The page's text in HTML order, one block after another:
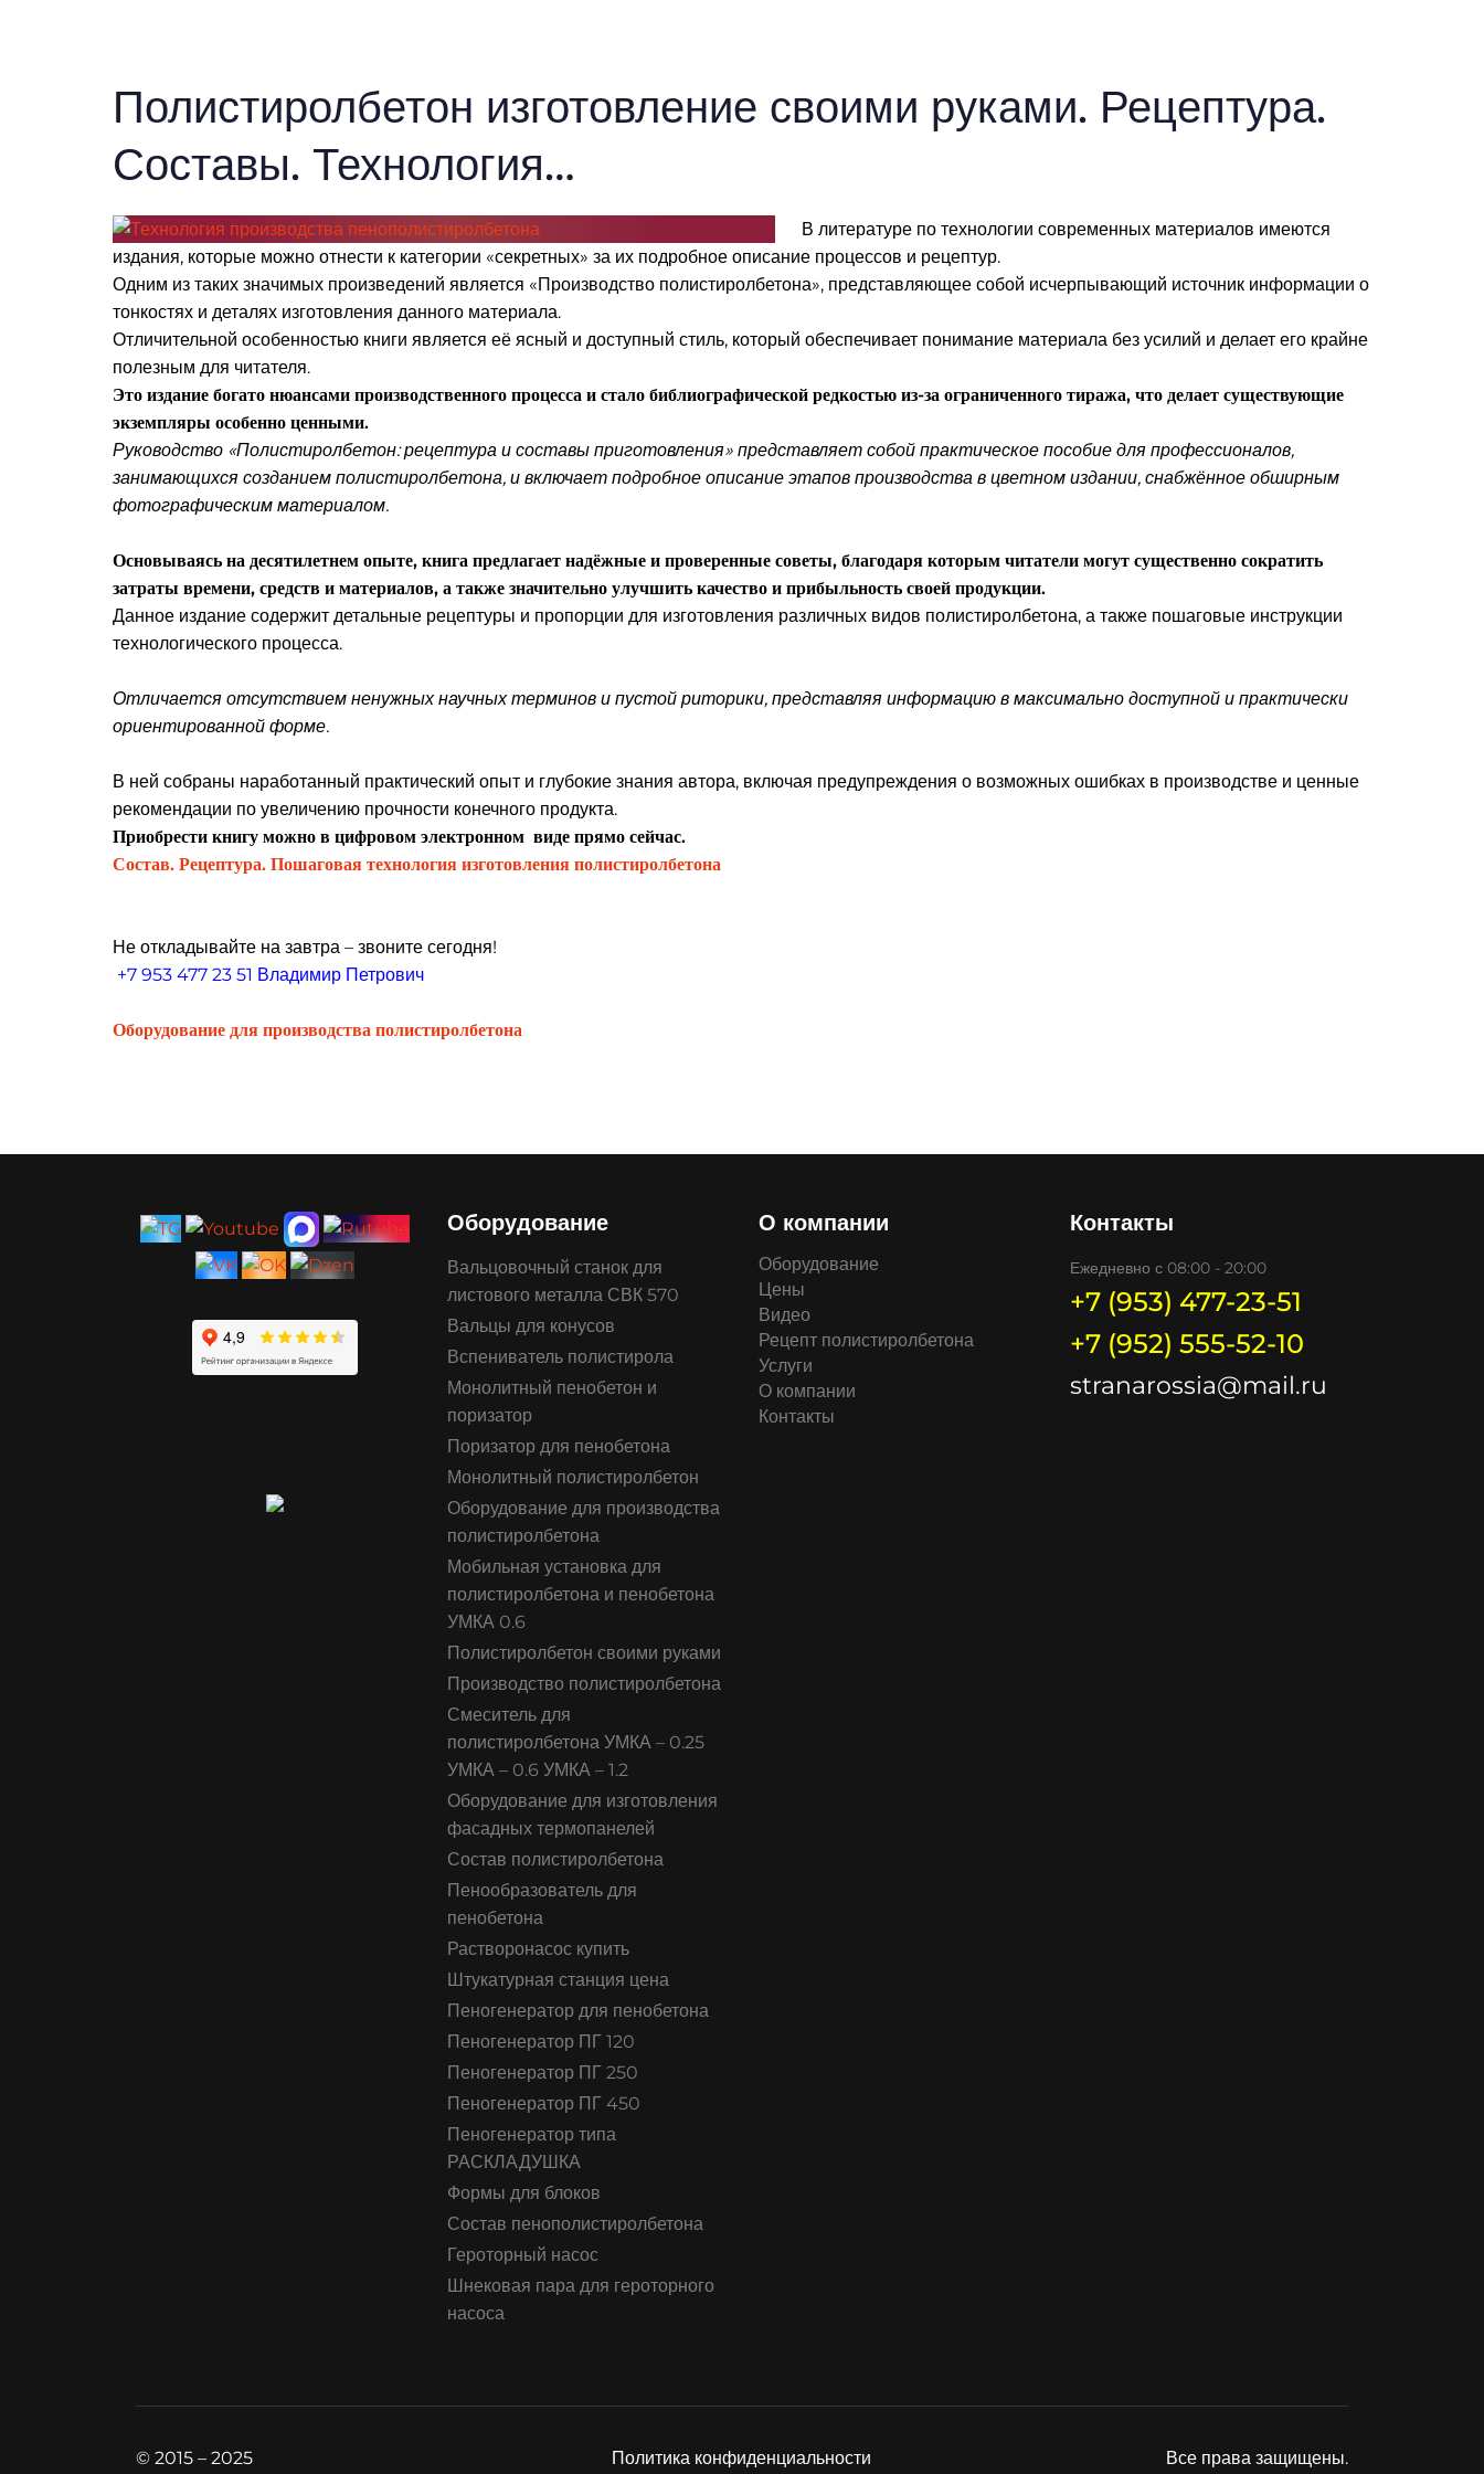
Полистиролбетон изготовление своими руками. Рецептура.
Составы. Технология…
В литературе по технологии современных материалов имеются
издания, которые можно отнести к категории «секретных» за их подробное описание процессов и рецептур.
Одним из таких значимых произведений является «Производство полистиролбетона», представляющее собой исчерпывающий источник информации о
тонкостях и деталях изготовления данного материала.
Отличительной особенностью книги является её ясный и доступный стиль, который обеспечивает понимание материала без усилий и делает его крайне
полезным для читателя.
Это издание богато нюансами производственного процесса и стало библиографической редкостью из-за ограниченного тиража, что делает существующие
экземпляры особенно ценными.
Руководство «Полистиролбетон: рецептура и составы приготовления» представляет собой практическое пособие для профессионалов,
занимающихся созданием полистиролбетона, и включает подробное описание этапов производства в цветном издании, снабжённое обширным
фотографическим материалом.
Основываясь на десятилетнем опыте, книга предлагает надёжные и проверенные советы, благодаря которым читатели могут существенно сократить
затраты времени, средств и материалов, а также значительно улучшить качество и прибыльность своей продукции.
Данное издание содержит детальные рецептуры и пропорции для изготовления различных видов полистиролбетона, а также пошаговые инструкции
технологического процесса.
Отличается отсутствием ненужных научных терминов и пустой риторики, представляя информацию в максимально доступной и практически
ориентированной форме.
В ней собраны наработанный практический опыт и глубокие знания автора, включая предупреждения о возможных ошибках в производстве и ценные
рекомендации по увеличению прочности конечного продукта.
Приобрести книгу можно в цифровом электронном виде прямо сейчас.
Состав. Рецептура. Пошаговая технология изготовления полистиролбетона
Не откладывайте на завтра – звоните сегодня!
+7 953 477 23 51 Владимир Петрович
Оборудование для производства полистиролбетона
Оборудование
Вальцовочный станок для
листового металла СВК 570
Вальцы для конусов
Вспениватель полистирола
Монолитный пенобетон и
поризатор
Поризатор для пенобетона
Монолитный полистиролбетон
Оборудование для производства
полистиролбетона
Мобильная установка для
полистиролбетона и пенобетона
УМКА 0.6
Полистиролбетон своими руками
Производство полистиролбетона
Смеситель для
полистиролбетона УМКА – 0.25
УМКА – 0.6 УМКА – 1.2
Оборудование для изготовления
фасадных термопанелей
Состав полистиролбетона
Пенообразователь для
пенобетона
Растворонасос купить
Штукатурная станция цена
Пеногенератор для пенобетона
Пеногенератор ПГ 120
Пеногенератор ПГ 250
Пеногенератор ПГ 450
Пеногенератор типа
РАСКЛАДУШКА
Формы для блоков
Состав пенополистиролбетона
Героторный насос
Шнековая пара для героторного
насоса
О компании
Оборудование
Цены
Видео
Рецепт полистиролбетона
Услуги
О компании
Контакты
Контакты
Ежедневно с 08:00 - 20:00
+7 (953) 477-23-51
+7 (952) 555-52-10
stranarossia@mail.ru
© 2015 – 2025 Политика конфиденциальности Все права защищены.